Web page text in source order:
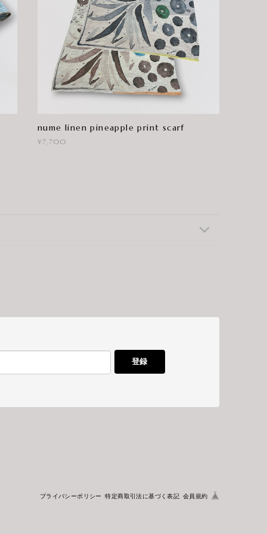
nume linen pineapple print scarf
¥7,700
登録
プライバシーポリシー 特定商取引法に基づく表記 会員規約